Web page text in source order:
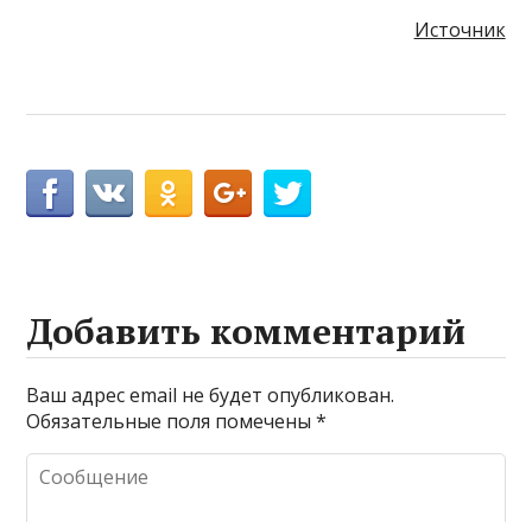
Источник
Добавить комментарий
Ваш адрес email не будет опубликован.
Обязательные поля помечены*